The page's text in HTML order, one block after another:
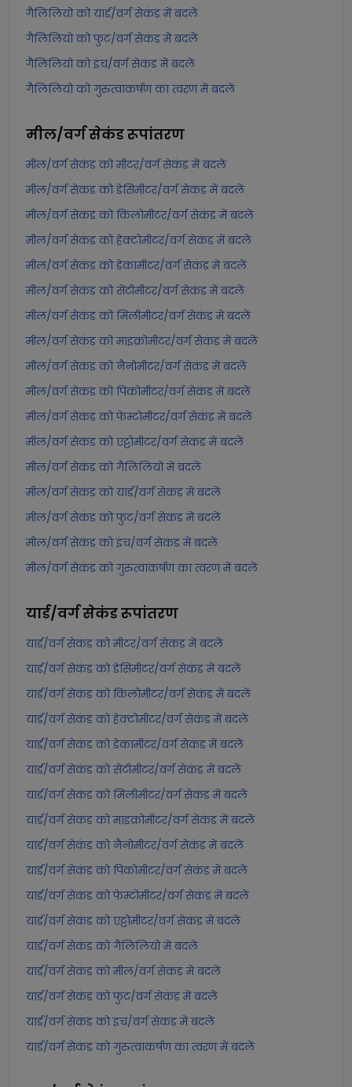
गैलिलियो को यार्ड/वर्ग सेकंड में बदलें
गैलिलियो को फुट/वर्ग सेकंड में बदलें
गैलिलियो को इंच/वर्ग सेकंड में बदलें
गैलिलियो को गुरुत्वाकर्षण का त्वरण में बदलें
मील/वर्ग सेकंडरूपांतरण
मील/वर्ग सेकंड को मीटर/वर्ग सेकंड में बदलें
मील/वर्ग सेकंड को डेसिमीटर/वर्ग सेकंड में बदलें
मील/वर्ग सेकंड को किलोमीटर/वर्ग सेकंड में बदलें
मील/वर्ग सेकंड को हेक्टोमीटर/वर्ग सेकंड में बदलें
मील/वर्ग सेकंड को डेकामीटर/वर्ग सेकंड में बदलें
मील/वर्ग सेकंड को सेंटीमीटर/वर्ग सेकंड में बदलें
मील/वर्ग सेकंड को मिलीमीटर/वर्ग सेकंड में बदलें
मील/वर्ग सेकंड को माइक्रोमीटर/वर्ग सेकंड में बदलें
मील/वर्ग सेकंड को नैनोमीटर/वर्ग सेकंड में बदलें
मील/वर्ग सेकंड को पिकोमीटर/वर्ग सेकंड में बदलें
मील/वर्ग सेकंड को फेम्टोमीटर/वर्ग सेकंड में बदलें
मील/वर्ग सेकंड को एट्टोमीटर/वर्ग सेकंड में बदलें
मील/वर्ग सेकंड को गैलिलियो में बदलें
मील/वर्ग सेकंड को यार्ड/वर्ग सेकंड में बदलें
मील/वर्ग सेकंड को फुट/वर्ग सेकंड में बदलें
मील/वर्ग सेकंड को इंच/वर्ग सेकंड में बदलें
मील/वर्ग सेकंड को गुरुत्वाकर्षण का त्वरण में बदलें
यार्ड/वर्ग सेकंडरूपांतरण
यार्ड/वर्ग सेकंड को मीटर/वर्ग सेकंड में बदलें
यार्ड/वर्ग सेकंड को डेसिमीटर/वर्ग सेकंड में बदलें
यार्ड/वर्ग सेकंड को किलोमीटर/वर्ग सेकंड में बदलें
यार्ड/वर्ग सेकंड को हेक्टोमीटर/वर्ग सेकंड में बदलें
यार्ड/वर्ग सेकंड को डेकामीटर/वर्ग सेकंड में बदलें
यार्ड/वर्ग सेकंड को सेंटीमीटर/वर्ग सेकंड में बदलें
यार्ड/वर्ग सेकंड को मिलीमीटर/वर्ग सेकंड में बदलें
यार्ड/वर्ग सेकंड को माइक्रोमीटर/वर्ग सेकंड में बदलें
यार्ड/वर्ग सेकंड को नैनोमीटर/वर्ग सेकंड में बदलें
यार्ड/वर्ग सेकंड को पिकोमीटर/वर्ग सेकंड में बदलें
यार्ड/वर्ग सेकंड को फेम्टोमीटर/वर्ग सेकंड में बदलें
यार्ड/वर्ग सेकंड को एट्टोमीटर/वर्ग सेकंड में बदलें
यार्ड/वर्ग सेकंड को गैलिलियो में बदलें
यार्ड/वर्ग सेकंड को मील/वर्ग सेकंड में बदलें
यार्ड/वर्ग सेकंड को फुट/वर्ग सेकंड में बदलें
यार्ड/वर्ग सेकंड को इंच/वर्ग सेकंड में बदलें
यार्ड/वर्ग सेकंड को गुरुत्वाकर्षण का त्वरण में बदलें